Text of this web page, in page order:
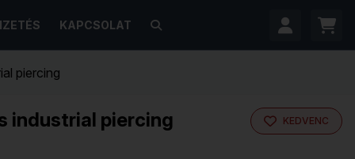
KAPCSOLAT
piercing
industrial piercing KEDVENC